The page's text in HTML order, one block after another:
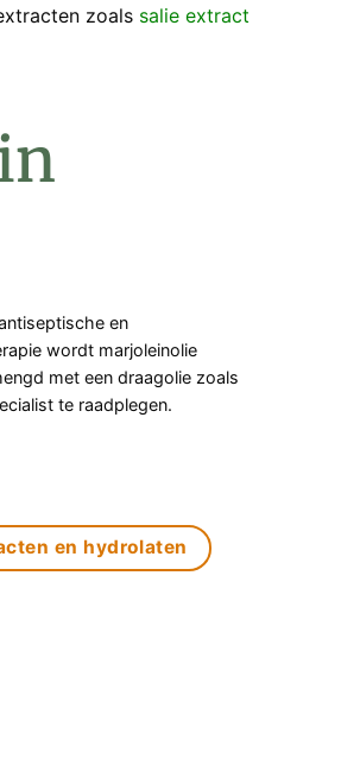
zoals salie extract
en
wordt marjoleinolie
met een draagolie zoals
te raadplegen.
en hydrolaten